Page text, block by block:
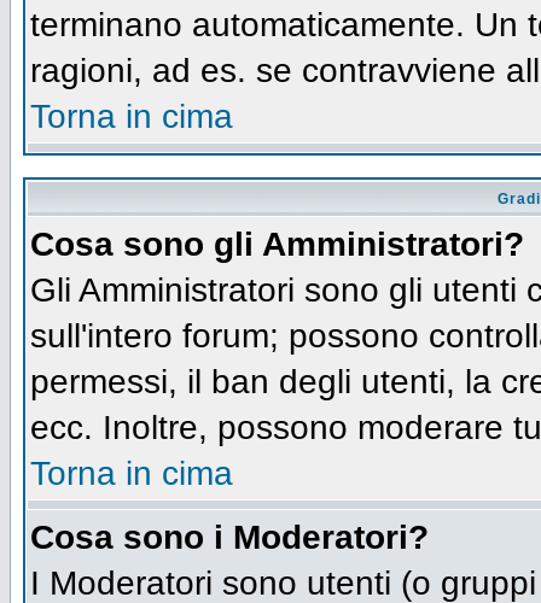
terminano automaticamente.
ragioni, ad es. se contravviene
Torna in cima
Cosa sono gli Amministratori?
Gli Amministratori sono gli
sull'intero forum; possono
permessi, il ban degli utenti, la
ecc. Inoltre, possono moderare
Torna in cima
Cosa sono i Moderatori?
I Moderatori sono utenti (o